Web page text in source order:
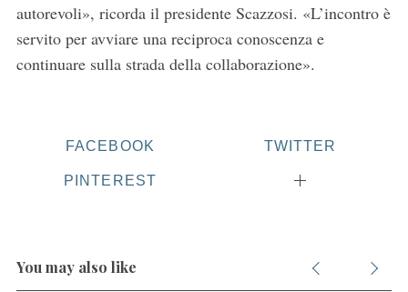
autorevoli», ricorda il presidente Scazzosi. «L’incontro è
servito per avviare una reciproca conoscenza e
continuare sulla strada della collaborazione».
FACEBOOK TWITTER
PINTEREST
You may also like
r